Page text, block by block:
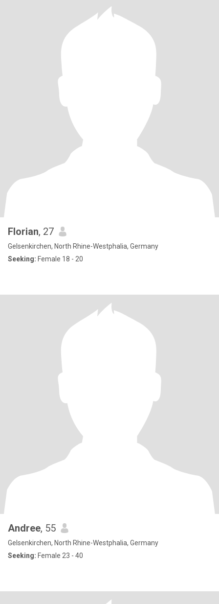
Florian, 27
Gelsenkirchen, North Rhine-Westphalia, Germany
Seeking: Female 18 - 20
Andree, 55
Gelsenkirchen, North Rhine-Westphalia, Germany
Seeking: Female 23 - 40